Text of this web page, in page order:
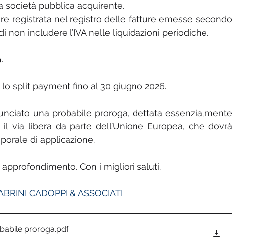
società pubblica acquirente.
registrata nel registro delle fatture emesse secondo
non includere l’IVA nelle liquidazioni periodiche.
lo split payment fino al 30 giugno 2026.
una probabile proroga, dettata essenzialmente
via libera da parte dell’Unione Europea, che dovrà
di applicazione.
Con i migliori saluti.
CADOPPI & ASSOCIATI
proroga.pdf